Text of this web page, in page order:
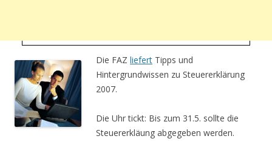
Die FAZ liefert Tipps und
Hintergrundwissen zu Steuererklärung
2007.
Die Uhr tickt: Bis zum 31.5. sollte die
Steuererkläung abgegeben werden.